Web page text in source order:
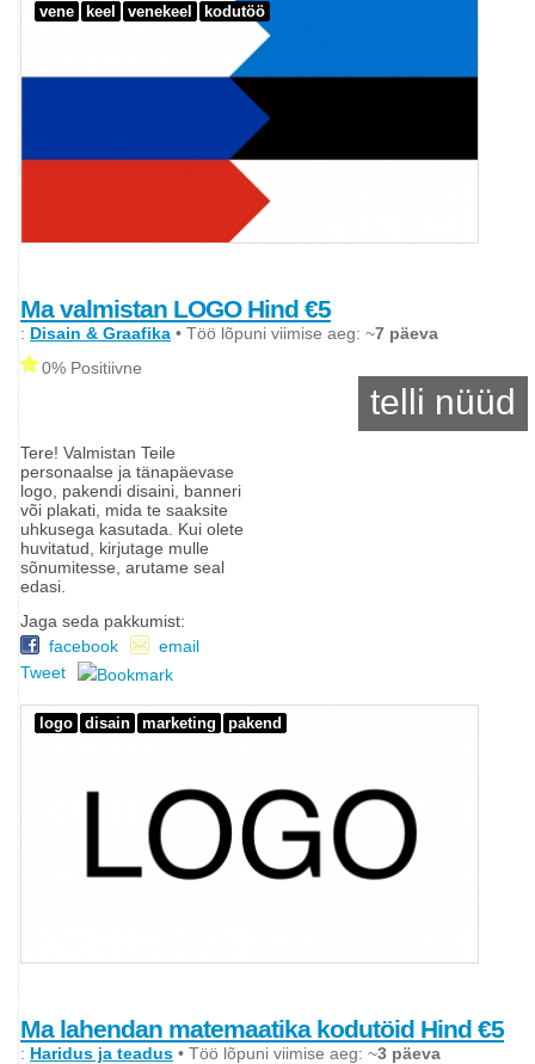
vene keel venekeel kodutöö
Ma valmistan LOGO Hind €5
: Disain & Graafika • Töö lõpuni viimise aeg: ~7 päeva
0% Positiivne
telli nüüd
Tere! Valmistan Teile
personaalse ja tänapäevase
logo, pakendi disaini, banneri
või plakati, mida te saaksite
uhkusega kasutada. Kui olete
huvitatud, kirjutage mulle
sõnumitesse, arutame seal
edasi.
Jaga seda pakkumist:
facebook
email
Tweet
logo disain marketing pakend
Ma lahendan matemaatika kodutöid Hind €5
: Haridus ja teadus • Töö lõpuni viimise aeg: ~3 päeva